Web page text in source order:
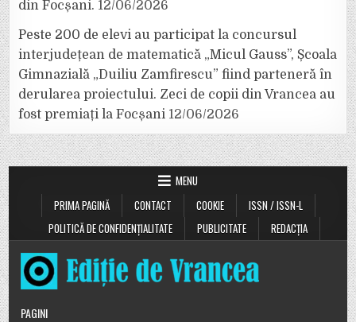
din Focșani. 12/06/2026
Peste 200 de elevi au participat la concursul
interjudețean de matematică „Micul Gauss”, Școala
Gimnazială „Duiliu Zamfirescu” fiind parteneră în
derularea proiectului. Zeci de copii din Vrancea au
fost premiați la Focșani 12/06/2026
MENU
PRIMA PAGINĂ
CONTACT COOKIE
ISSN / ISSN-L
POLITICĂ DE CONFIDENȚIALITATE
PUBLICITATE REDACȚIA
PAGINI